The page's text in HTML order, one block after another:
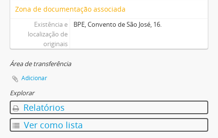
Zona de documentação associada
Existência e
localização de
originais
BPE, Convento de São José, 16.
Área de transferência
Adicionar
Explorar
Relatórios
Ver como lista